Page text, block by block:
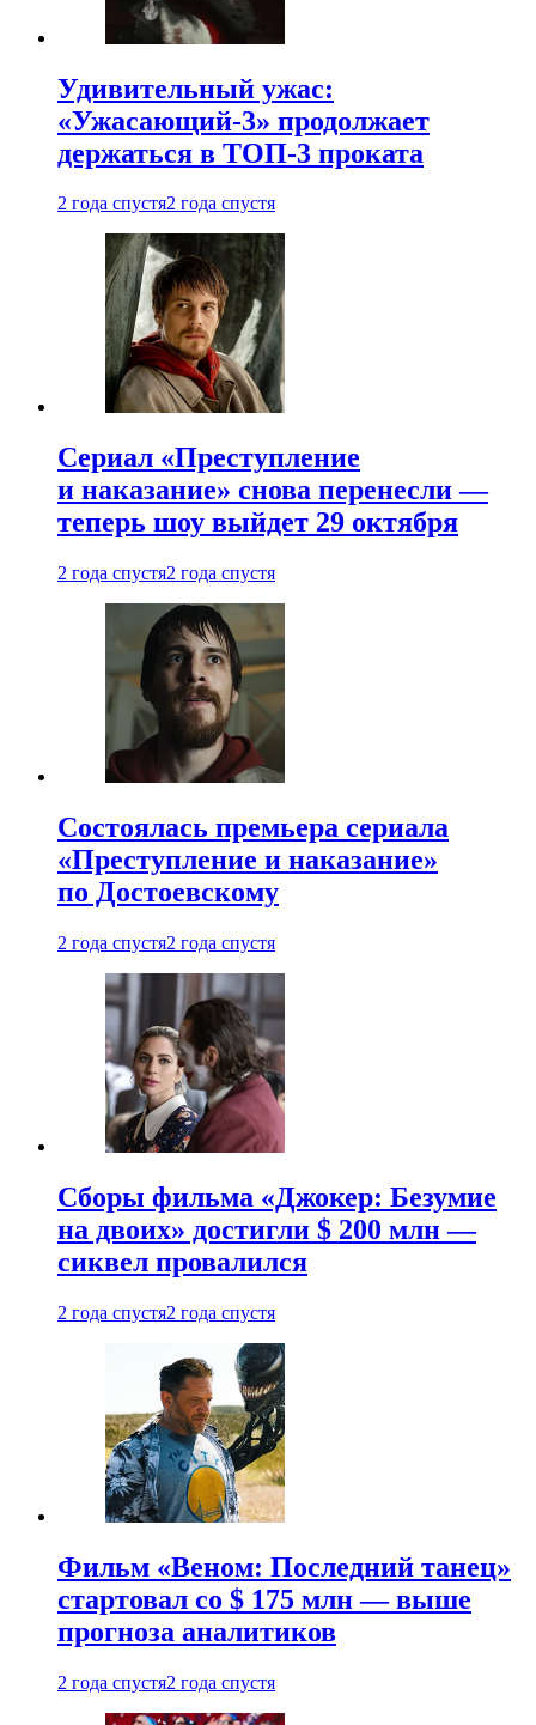
Удивительный ужас:
«Ужасающий-3» продолжает
держаться в ТОП-3 проката
2 года спустя2 года спустя
Сериал «Преступление
и наказание» снова перенесли —
теперь шоу выйдет 29 октября
2 года спустя2 года спустя
Состоялась премьера сериала
«Преступление и наказание»
по Достоевскому
2 года спустя2 года спустя
Сборы фильма «Джокер: Безумие
на двоих» достигли $ 200 млн —
сиквел провалился
2 года спустя2 года спустя
Фильм «Веном: Последний танец»
стартовал со $ 175 млн — выше
прогноза аналитиков
2 года спустя2 года спустя